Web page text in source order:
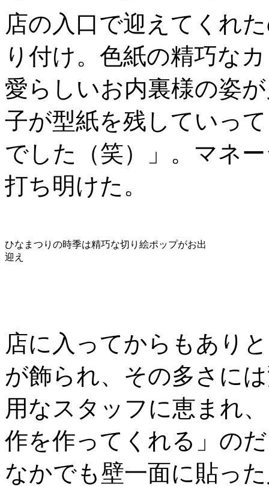
店の入口で迎えてくれ
り付け。色紙の精巧な
愛らしいお内裏様の姿
子が型紙を残していっ
でした（笑）」。マネ
打ち明けた。
ひなまつりの時季は精巧な切り絵ポップがお出
迎え
店に入ってからもあり
が飾られ、その多さに
用なスタッフに恵まれ
作を作ってくれる」の
なかでも壁一面に貼っ